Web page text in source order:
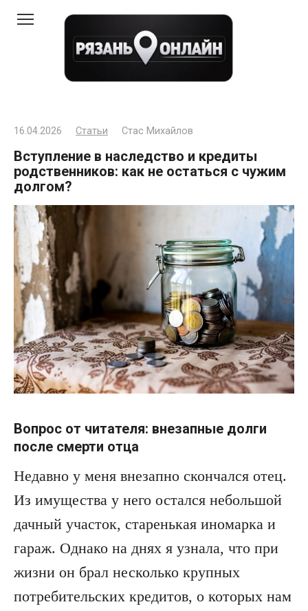
16.04.2026 Статьи Стас Михайлов
Вступление в наследство и кредиты
родственников: как не остаться с чужим
долгом?
Вопрос от читателя: внезапные долги
после смерти отца
Недавно у меня внезапно скончался отец.
Из имущества у него остался небольшой
дачный участок, старенькая иномарка и
гараж. Однако на днях я узнала, что при
жизни он брал несколько крупных
потребительских кредитов, о которых нам